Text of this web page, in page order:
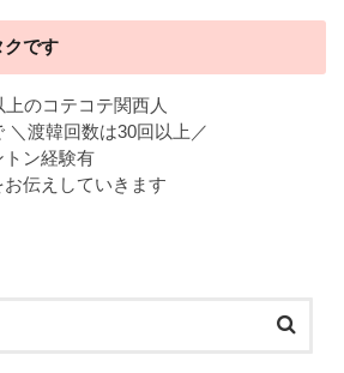
クです
のコテコテ関西人
渡韓回数は30回以上／
ン経験有
伝えしていきます